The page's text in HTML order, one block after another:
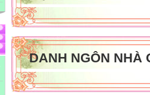
DANH NGÔN NHÀ